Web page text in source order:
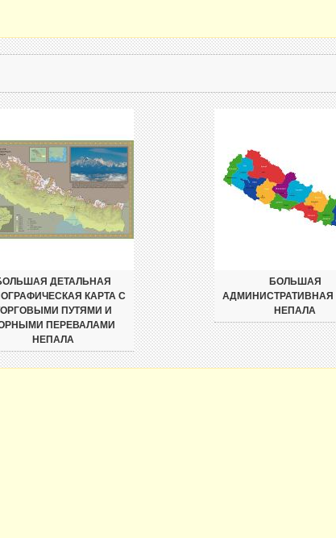
ДЕТАЛЬНАЯ
КАРТА С
ПУТЯМИ И
ПЕРЕВАЛАМИ
НЕПАЛА
БОЛЬШАЯ
АДМИНИСТРАТИВНАЯ
НЕПАЛА